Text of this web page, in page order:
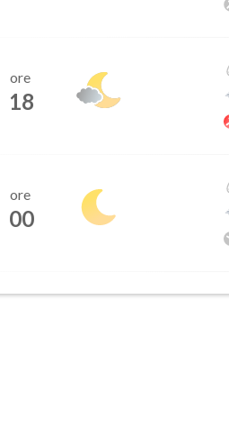
ore
18
ore
00